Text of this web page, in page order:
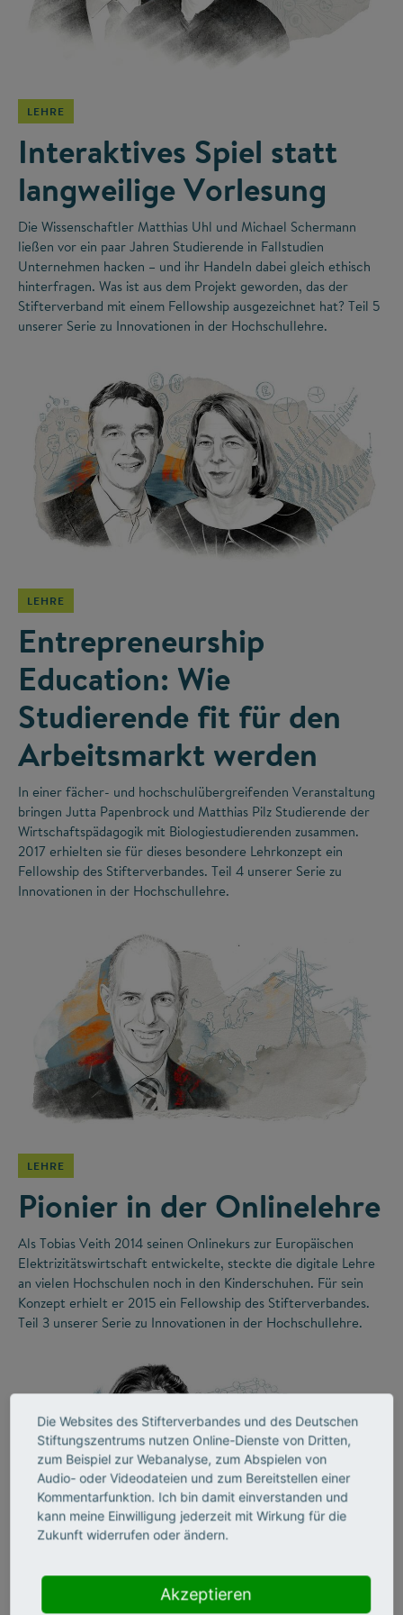
LEHRE
Interaktives Spiel statt
langweilige Vorlesung
Die Wissenschaftler Matthias Uhl und Michael Schermann
ließen vor ein paar Jahren Studierende in Fallstudien
Unternehmen hacken – und ihr Handeln dabei gleich ethisch
hinterfragen. Was ist aus dem Projekt geworden, das der
Stifterverband mit einem Fellowship ausgezeichnet hat? Teil 5
unserer Serie zu Innovationen in der Hochschullehre.
LEHRE
Entrepreneurship
Education: Wie
Studierende fit für den
Arbeitsmarkt werden
In einer fächer- und hochschulübergreifenden Veranstaltung
bringen Jutta Papenbrock und Matthias Pilz Studierende der
Wirtschaftspädagogik mit Biologiestudierenden zusammen.
2017 erhielten sie für dieses besondere Lehrkonzept ein
Fellowship des Stifterverbandes. Teil 4 unserer Serie zu
Innovationen in der Hochschullehre.
©
LEHRE
Pionier in der Onlinelehre
Als Tobias Veith 2014 seinen Onlinekurs zur Europäischen
Elektrizitätswirtschaft entwickelte, steckte die digitale Lehre
an vielen Hochschulen noch in den Kinderschuhen. Für sein
Konzept erhielt er 2015 ein Fellowship des Stifterverbandes.
Teil 3 unserer Serie zu Innovationen in der Hochschullehre.
Die Websites des Stifterverbandes und des Deutschen
Stiftungszentrums nutzen Online-Dienste von Dritten,
zum Beispiel zur Webanalyse, zum Abspielen von
Audio- oder Videodateien und zum Bereitstellen einer
Kommentarfunktion. Ich bin damit einverstanden und
kann meine Einwilligung jederzeit mit Wirkung für die
Zukunft widerrufen oder ändern.
Akzeptieren